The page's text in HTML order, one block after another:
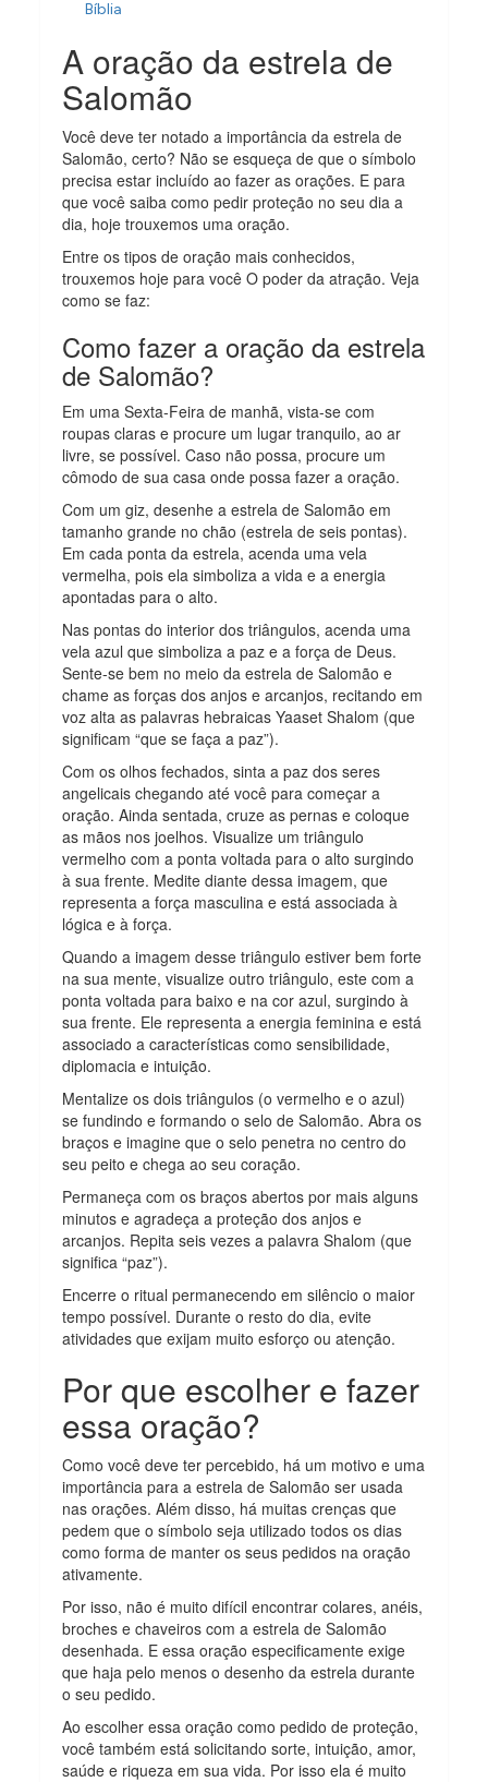
Bíblia
A oração da estrela de
Salomão
Você deve ter notado a importância da estrela de
Salomão, certo? Não se esqueça de que o símbolo
precisa estar incluído ao fazer as orações. E para
que você saiba como pedir proteção no seu dia a
dia, hoje trouxemos uma oração.
Entre os tipos de oração mais conhecidos,
trouxemos hoje para você O poder da atração. Veja
como se faz:
Como fazer a oração da estrela
de Salomão?
Em uma Sexta-Feira de manhã, vista-se com
roupas claras e procure um lugar tranquilo, ao ar
livre, se possível. Caso não possa, procure um
cômodo de sua casa onde possa fazer a oração.
Com um giz, desenhe a estrela de Salomão em
tamanho grande no chão (estrela de seis pontas).
Em cada ponta da estrela, acenda uma vela
vermelha, pois ela simboliza a vida e a energia
apontadas para o alto.
Nas pontas do interior dos triângulos, acenda uma
vela azul que simboliza a paz e a força de Deus.
Sente-se bem no meio da estrela de Salomão e
chame as forças dos anjos e arcanjos, recitando em
voz alta as palavras hebraicas Yaaset Shalom (que
significam “que se faça a paz”).
Com os olhos fechados, sinta a paz dos seres
angelicais chegando até você para começar a
oração. Ainda sentada, cruze as pernas e coloque
as mãos nos joelhos. Visualize um triângulo
vermelho com a ponta voltada para o alto surgindo
à sua frente. Medite diante dessa imagem, que
representa a força masculina e está associada à
lógica e à força.
Quando a imagem desse triângulo estiver bem forte
na sua mente, visualize outro triângulo, este com a
ponta voltada para baixo e na cor azul, surgindo à
sua frente. Ele representa a energia feminina e está
associado a características como sensibilidade,
diplomacia e intuição.
Mentalize os dois triângulos (o vermelho e o azul)
se fundindo e formando o selo de Salomão. Abra os
braços e imagine que o selo penetra no centro do
seu peito e chega ao seu coração.
Permaneça com os braços abertos por mais alguns
minutos e agradeça a proteção dos anjos e
arcanjos. Repita seis vezes a palavra Shalom (que
significa “paz”).
Encerre o ritual permanecendo em silêncio o maior
tempo possível. Durante o resto do dia, evite
atividades que exijam muito esforço ou atenção.
Por que escolher e fazer
essa oração?
Como você deve ter percebido, há um motivo e uma
importância para a estrela de Salomão ser usada
nas orações. Além disso, há muitas crenças que
pedem que o símbolo seja utilizado todos os dias
como forma de manter os seus pedidos na oração
ativamente.
Por isso, não é muito difícil encontrar colares, anéis,
broches e chaveiros com a estrela de Salomão
desenhada. E essa oração especificamente exige
que haja pelo menos o desenho da estrela durante
o seu pedido.
Ao escolher essa oração como pedido de proteção,
você também está solicitando sorte, intuição, amor,
saúde e riqueza em sua vida. Por isso ela é muito